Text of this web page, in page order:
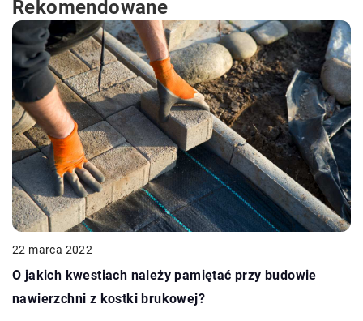
Rekomendowane
22 marca 2022
O jakich kwestiach należy pamiętać przy budowie
nawierzchni z kostki brukowej?